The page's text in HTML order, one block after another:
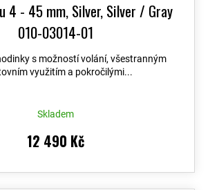
4 - 45 mm, Silver, Silver / Gray
010-03014-01
s možností volání, všestranným
využitím a pokročilými...
Skladem
12 490 Kč